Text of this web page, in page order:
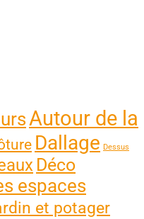
Autour de la
Dallage Dessus
Déco
espaces
et potager